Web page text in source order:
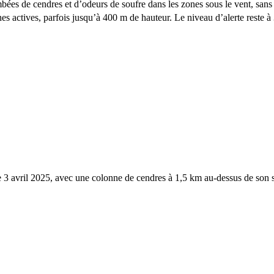
de cendres et d’odeurs de soufre dans les zones sous le vent,
actives, parfois jusqu’à 400 m de hauteur. Le niveau d’alerte reste
avril 2025, avec une colonne de cendres à 1,5 km au-dessus de